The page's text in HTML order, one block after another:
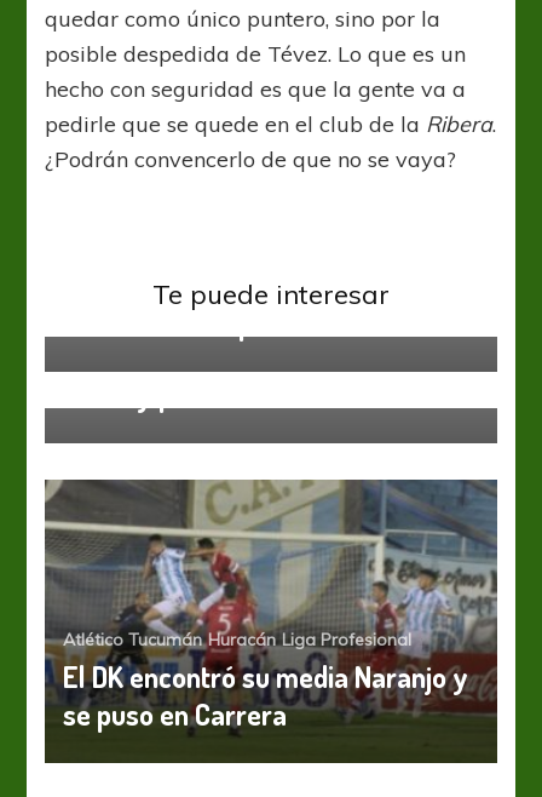
quedar como único puntero, sino por la
posible despedida de Tévez. Lo que es un
hecho con seguridad es que la gente va a
pedirle que se quede en el club de la Ribera.
¿Podrán convencerlo de que no se vaya?
Te puede interesar
Boca Juniors
Atlético Tucumán Huracán Liga Profesional
El DK encontró su media Naranjo y
se puso en Carrera